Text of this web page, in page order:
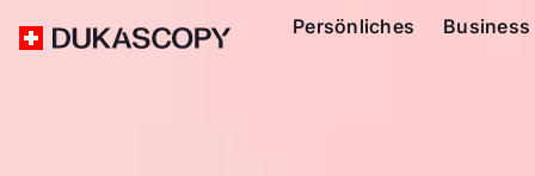
Persönliches Business